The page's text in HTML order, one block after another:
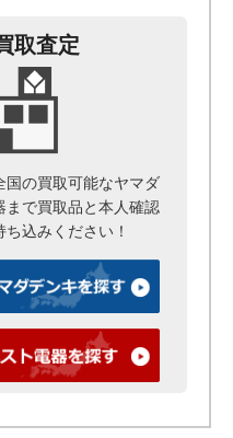
取査定
国の買取可能なヤマダ
まで買取品と本人確認
ち込みください！